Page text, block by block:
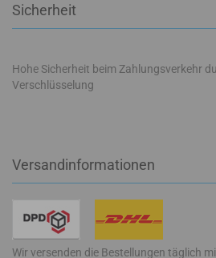
Sicherheit
Hohe Sicherheit beim Zahlungsverkehr
Verschlüsselung
Versandinformationen
Wir versenden die Bestellungen täglich